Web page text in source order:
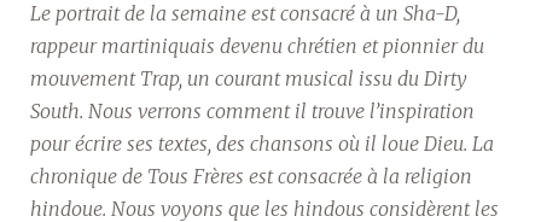
Le portrait de la semaine est consacré à un Sha-D,
rappeur martiniquais devenu chrétien et pionnier du
mouvement Trap, un courant musical issu du Dirty
South. Nous verrons comment il trouve l’inspiration
pour écrire ses textes, des chansons où il loue Dieu. La
chronique de Tous Frères est consacrée à la religion
hindoue. Nous voyons que les hindous considèrent les